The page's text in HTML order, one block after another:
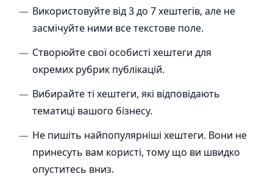
Використовуйте від 3 до 7 хештегів, але не
засмічуйте ними все текстове поле.
Створюйте свої особисті хештеги для
окремих рубрик публікацій.
Вибирайте ті хештеги, які відповідають
тематиці вашого бізнесу.
Не пишіть найпопулярніші хештеги. Вони не
принесуть вам користі, тому що ви швидко
опуститесь вниз.